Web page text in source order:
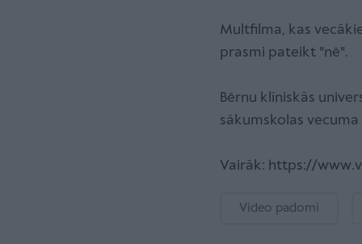
Multfilma, kas
prasmi pateikt "nē".
Bērnu klīniskās
sākumskolas
Vairāk: https://
Video padomi